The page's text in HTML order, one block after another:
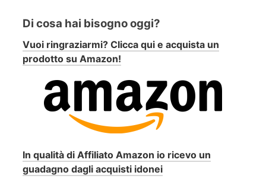
Di cosa hai bisogno oggi?
Vuoi ringraziarmi? Clicca qui e acquista un
prodotto su Amazon!
In qualità di Affiliato Amazon io ricevo un
guadagno dagli acquisti idonei